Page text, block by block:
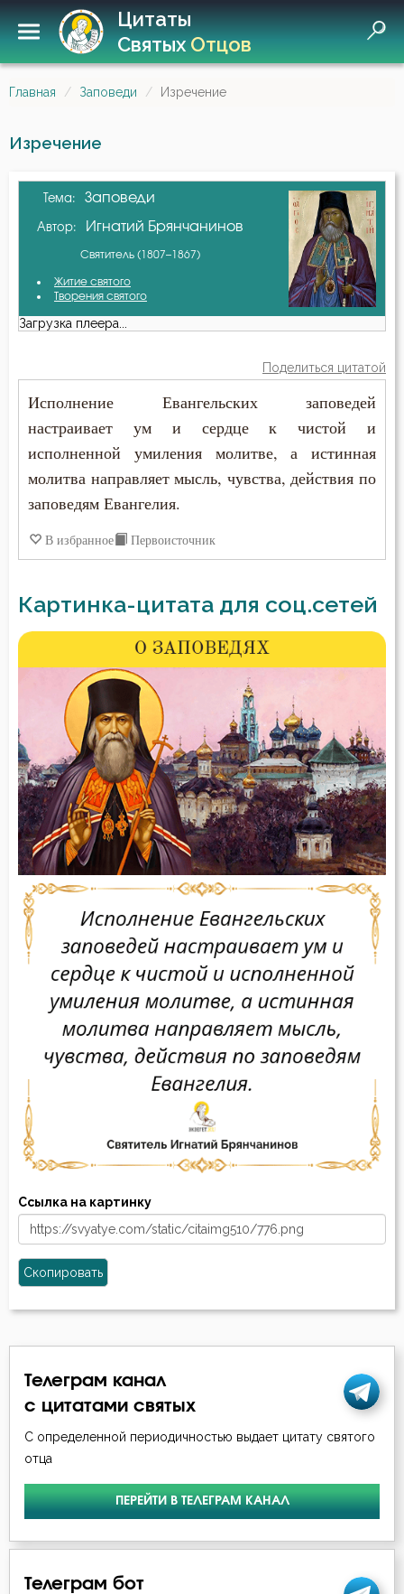
Цитаты
СвятыхОтцов
Главная Заповеди Изречение
Изречение
Тема: Заповеди
Автор: Игнатий Брянчанинов
Святитель (1807–1867)
Житие святого
Творения святого
Загрузка плеера...
Поделиться цитатой
Исполнение Евангельских заповедей
настраивает ум и сердце к чистой и
исполненной умиления молитве, а истинная
молитва направляет мысль, чувства, действия по
заповедям Евангелия.
В избранное Первоисточник
Картинка-цитата для соц.сетей
Ссылка на картинку
Скопировать
Телеграм канал
с цитатами святых
С определенной периодичностью выдает цитату святого
отца
ПЕРЕЙТИ В ТЕЛЕГРАМ КАНАЛ
Телеграм бот